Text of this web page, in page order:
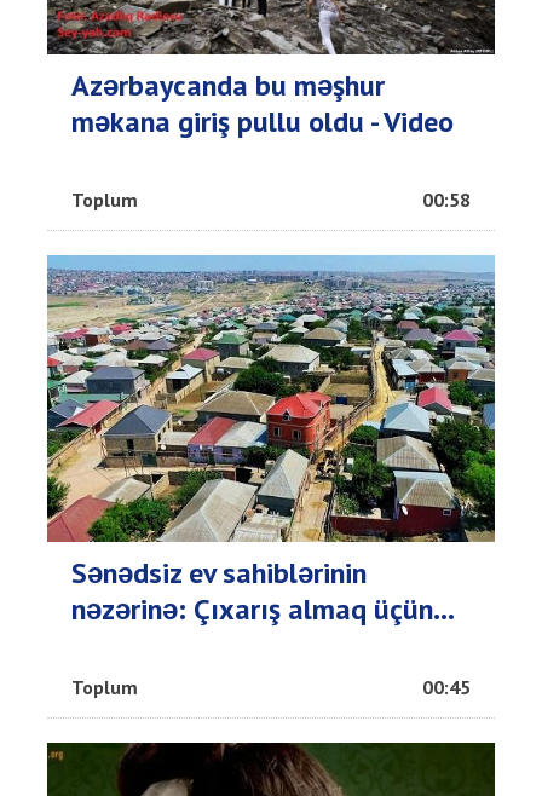
Azərbaycanda bu məşhur
məkana giriş pullu oldu - Video
Toplum 00:58
Sənədsiz ev sahiblərinin
nəzərinə: Çıxarış almaq üçün...
Toplum 00:45